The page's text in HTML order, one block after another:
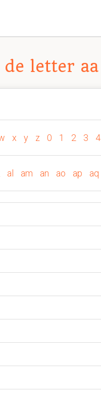
letter aa
x y z 0 1 2 3 4
al am an ao ap aq